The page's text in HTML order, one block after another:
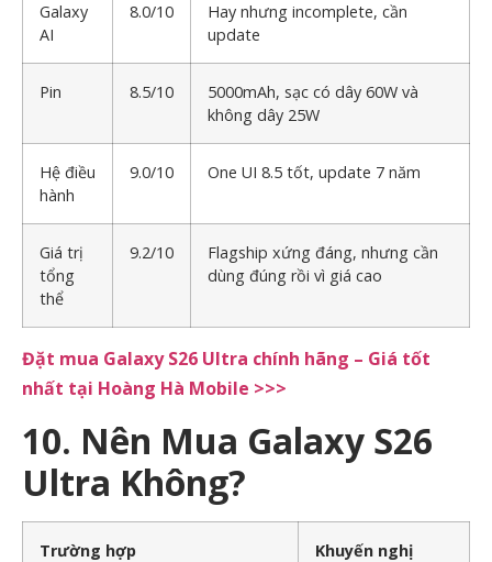
Galaxy
AI
8.0/10
Hay nhưng incomplete, cần
update
Pin 8.5/10
5000mAh, sạc có dây 60W và
không dây 25W
Hệ điều
hành
9.0/10 One UI 8.5 tốt, update 7 năm
Giá trị
tổng
thể
9.2/10
Flagship xứng đáng, nhưng cần
dùng đúng rồi vì giá cao
Đặt mua Galaxy S26 Ultra chính hãng – Giá tốt
nhất tại Hoàng Hà Mobile >>>
10. Nên Mua Galaxy S26
Ultra Không?
Trường hợp Khuyến nghị